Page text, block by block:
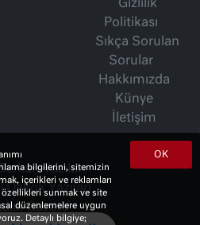
Gizlilik
Politikası
Sıkça Sorulan
Sorular
Hakkımızda
Künye
İletişim
Yazıları
Yazıları
Gazete
OK
bilgilerini, sitemizin
içerikleri ve reklamları
sunmak ve site
düzenlemelere uygun
Detaylı bilgiye;